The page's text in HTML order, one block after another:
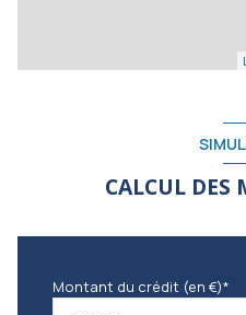
CALCUL DES
Montant du crédit (en €)*